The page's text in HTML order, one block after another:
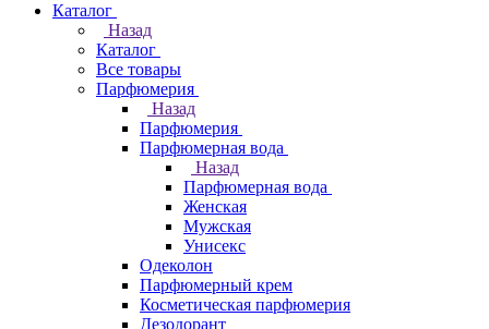
Каталог
Назад
Каталог
Все товары
Парфюмерия
Назад
Парфюмерия
Парфюмерная вода
Назад
Парфюмерная вода
Женская
Мужская
Унисекс
Одеколон
Парфюмерный крем
Косметическая парфюмерия
Дезодорант